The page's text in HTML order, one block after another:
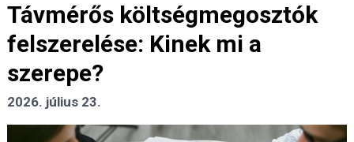
Távmérős költségmegosztók
felszerelése: Kinek mi a
szerepe?
2026. július 23.